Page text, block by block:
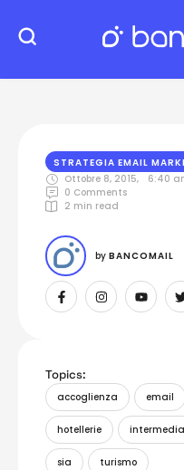
STRATEGIA EMAIL
Ottobre 8, 2015,
6:40
0 Comments
2 min read
by BANCOMAIL
Topics:
accoglienza email
hotellerie
sia turismo